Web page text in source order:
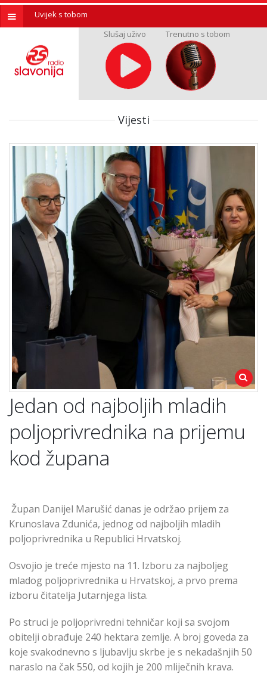
Uvijek s tobom
Slušaj uživo
Trenutno s tobom
Vijesti
Jedan od najboljih mladih
poljoprivrednika na prijemu
kod župana
Župan Danijel Marušić danas je održao prijem za
Krunoslava Zdunića, jednog od najboljih mladih
poljoprivrednika u Republici Hrvatskoj.
Osvojio je treće mjesto na 11. Izboru za najboljeg
mladog poljoprivrednika u Hrvatskoj, a prvo prema
izboru čitatelja Jutarnjega lista.
Po struci je poljoprivredni tehničar koji sa svojom
obitelji obrađuje 240 hektara zemlje. A broj goveda za
koje svakodnevno s ljubavlju skrbe je s nekadašnjih 50
naraslo na čak 550, od kojih je 200 mliječnih krava.